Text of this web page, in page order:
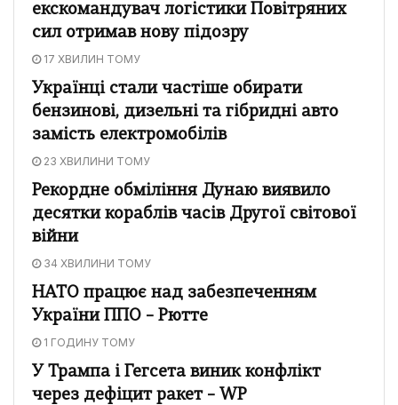
екскомандувач логістики Повітряних
сил отримав нову підозру
17 ХВИЛИН ТОМУ
Українці стали частіше обирати
бензинові, дизельні та гібридні авто
замість електромобілів
23 ХВИЛИНИ ТОМУ
Рекордне обміління Дунаю виявило
десятки кораблів часів Другої світової
війни
34 ХВИЛИНИ ТОМУ
НАТО працює над забезпеченням
України ППО – Рютте
1 ГОДИНУ ТОМУ
У Трампа і Гегсета виник конфлікт
через дефіцит ракет – WP